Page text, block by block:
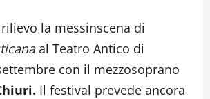
la messinscena di
al Teatro Antico di
con il mezzosoprano
Il festival prevede ancora